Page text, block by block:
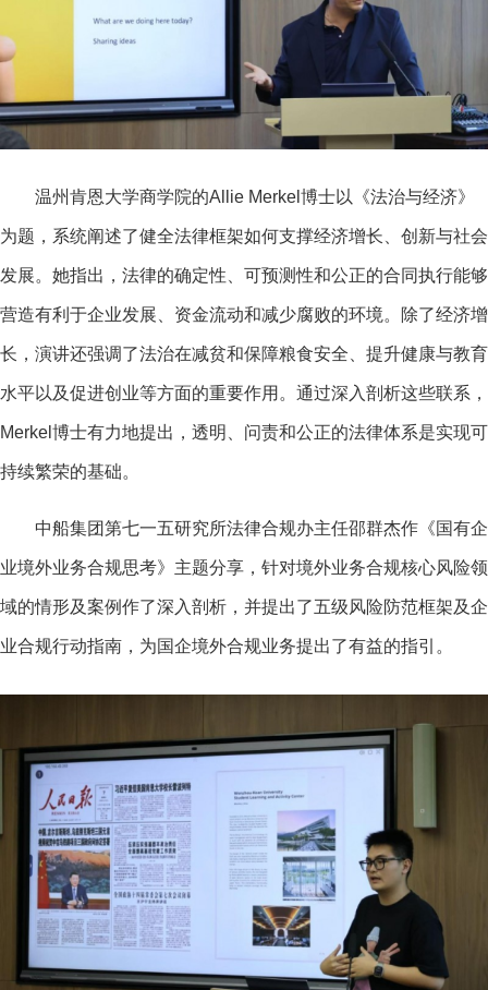
温州肯恩大学商学院的Allie Merkel博士以《法治与经济》
为题，系统阐述了健全法律框架如何支撑经济增长、创新与社会
发展。她指出，法律的确定性、可预测性和公正的合同执行能够
营造有利于企业发展、资金流动和减少腐败的环境。除了经济增
长，演讲还强调了法治在减贫和保障粮食安全、提升健康与教育
水平以及促进创业等方面的重要作用。通过深入剖析这些联系，
Merkel博士有力地提出，透明、问责和公正的法律体系是实现可
持续繁荣的基础。
中船集团第七一五研究所法律合规办主任邵群杰作《国有企
业境外业务合规思考》主题分享，针对境外业务合规核心风险领
域的情形及案例作了深入剖析，并提出了五级风险防范框架及企
业合规行动指南，为国企境外合规业务提出了有益的指引。